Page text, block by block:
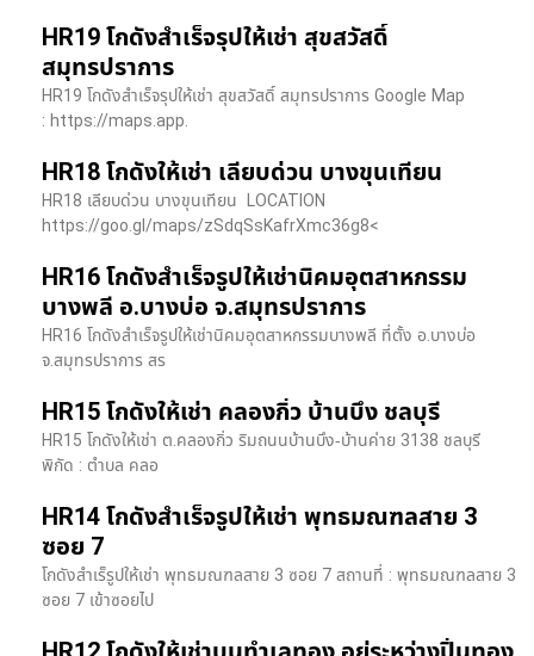
HR19 โกดังสำเร็จรุปให้เช่า สุขสวัสดิ์
สมุทรปราการ
HR19 โกดังสำเร็จรุปให้เช่า สุขสวัสดิ์ สมุทรปราการ Google Map
: https://maps.app.
HR18 โกดังให้เช่า เลียบด่วน บางขุนเทียน
HR18 เลียบด่วน​ บางขุนเทียน​ LOCATION
https://goo.gl/maps/zSdqSsKafrXmc36g8<
HR16 โกดังสำเร็จรูปให้เช่านิคมอุตสาหกรรม
บางพลี อ.บางบ่อ จ.สมุทรปราการ
HR16 โกดังสำเร็จรูปให้เช่านิคมอุตสาหกรรมบางพลี ที่ตั้ง อ.บางบ่อ
จ.สมุทรปราการ สร
HR15 โกดังให้เช่า คลองกิ่ว บ้านบึง ชลบุรี
HR15 โกดังให้เช่า ต.คลองกิ่ว ริมถนนบ้านบึง-บ้านค่าย 3138 ชลบุรี
พิกัด : ตำบล คลอ
HR14 โกดังสำเร็จรูปให้เช่า พุทธมณฑลสาย 3
ซอย 7
โกดังสำเร็รูปให้เช่า พุทธมณฑลสาย 3 ซอย 7 สถานที่ : พุทธมณฑลสาย 3
ซอย 7 เข้าซอยไป